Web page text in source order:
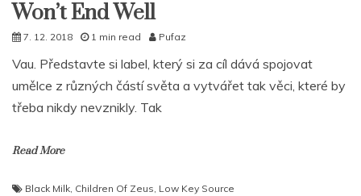
Won’t End Well
7. 12. 2018 1 min read Pufaz
Vau. Představte si label, který si za cíl dává spojovat
umělce z různých částí světa a vytvářet tak věci, které by
třeba nikdy nevznikly. Tak
Read More
Black Milk, Children Of Zeus, Low Key Source